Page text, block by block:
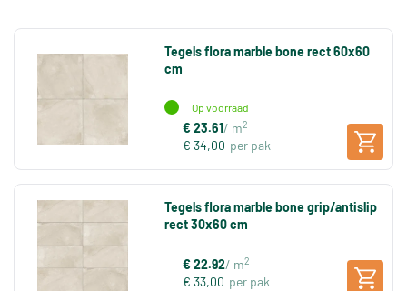
Tegels flora marble bone rect 60x60
cm
Op voorraad
€ 23.61/ m2
€ 34,00 per pak
Tegels flora marble bone grip/antislip
rect 30x60 cm
€ 22.92/ m2
€ 33,00 per pak